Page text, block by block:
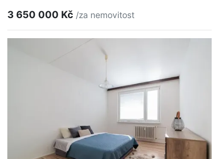
3 650 000 Kč /za nemovitost